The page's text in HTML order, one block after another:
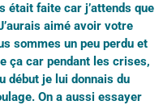
était faite car j’attends que
aimé avoir votre
sommes un peu perdu et
ça car pendant les crises,
début je lui donnais du
On a aussi essayer